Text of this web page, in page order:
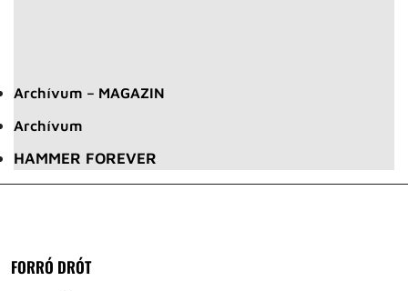
Archívum – MAGAZIN
Archívum
HAMMER FOREVER
FORRÓ DRÓT